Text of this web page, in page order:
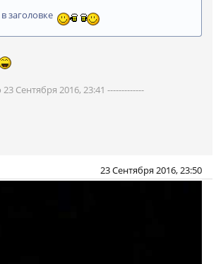
заголовке
Сентября 2016, 23:41 -------------
23 Сентября 2016, 23:50